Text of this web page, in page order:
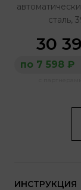
сталь,
30
по 7 598 ₽
ИНСТРУКЦИЯ